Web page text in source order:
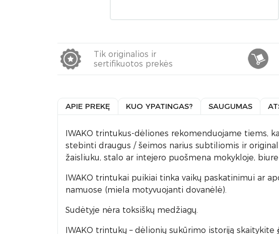
Tik originalios ir
sertifikuotos prekės
APIE PREKĘ KUO YPATINGAS? SAUGUMAS
IWAKO trintukus-dėliones rekomenduojame tiems,
stebinti draugus / šeimos narius subtiliomis ir
žaisliuku, stalo ar intejero puošmena mokykloje,
IWAKO trintukai puikiai tinka vaikų paskatinimui ar
namuose (miela motyvuojanti dovanėlė).
Sudėtyje nėra toksiškų medžiagų.
IWAKO trintukų – dėlionių sukūrimo istoriją skaitykite